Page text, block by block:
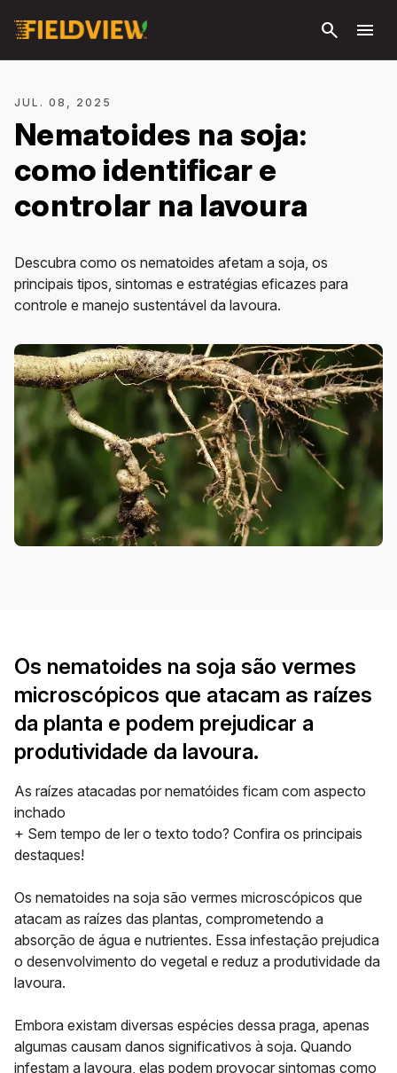
principal
search menu
JUL. 08, 2025
Nematoides na soja:
como identificar e
controlar na lavoura
Descubra como os nematoides afetam a soja, os
principais tipos, sintomas e estratégias eficazes para
controle e manejo sustentável da lavoura.
Os nematoides na soja são vermes
microscópicos que atacam as raízes
da planta e podem prejudicar a
produtividade da lavoura.
As raízes atacadas por nematóides ficam com aspecto
inchado
+ Sem tempo de ler o texto todo? Confira os principais
destaques!
Os nematoides na soja são vermes microscópicos que
atacam as raízes das plantas, comprometendo a
absorção de água e nutrientes. Essa infestação prejudica
o desenvolvimento do vegetal e reduz a produtividade da
lavoura.
Embora existam diversas espécies dessa praga, apenas
algumas causam danos significativos à soja. Quando
infestam a lavoura, elas podem provocar sintomas como